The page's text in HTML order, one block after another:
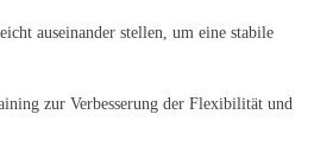
auseinander stellen, um eine stabile
zur Verbesserung der Flexibilität und